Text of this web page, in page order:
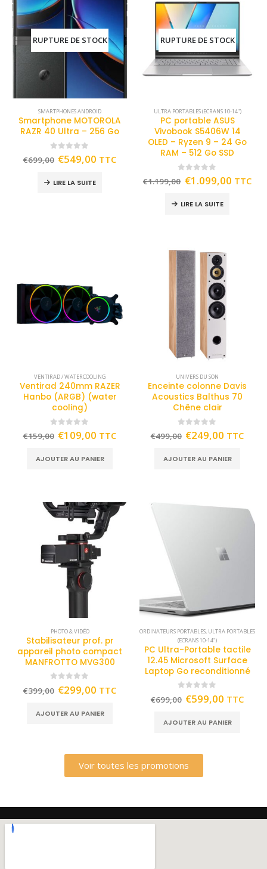
RUPTURE DE STOCK
SMARTPHONES ANDROID
Smartphone MOTOROLA
RAZR 40 Ultra – 256 Go
out of 5
€699,00 €549,00 TTC
LIRE LA SUITE
RUPTURE DE STOCK
ULTRA PORTABLES (ECRANS 10-14")
PC portable ASUS
Vivobook S5406W 14
OLED – Ryzen 9 – 24 Go
RAM – 512 Go SSD
out of 5
€1.199,00 €1.099,00 TTC
LIRE LA SUITE
VENTIRAD / WATERCOOLING
Ventirad 240mm RAZER
Hanbo (ARGB) (water
cooling)
out of 5
€159,00 €109,00 TTC
AJOUTER AU PANIER
UNIVERS DU SON
Enceinte colonne Davis
Acoustics Balthus 70
Chêne clair
out of 5
€499,00 €249,00 TTC
AJOUTER AU PANIER
PHOTO & VIDÉO
Stabilisateur prof. pr
appareil photo compact
MANFROTTO MVG300
out of 5
€399,00 €299,00 TTC
AJOUTER AU PANIER
ORDINATEURS PORTABLES, ULTRA PORTABLES
(ECRANS 10-14")
PC Ultra-Portable tactile
12.45 Microsoft Surface
Laptop Go reconditionné
out of 5
€699,00 €599,00 TTC
AJOUTER AU PANIER
Voir toutes les promotions